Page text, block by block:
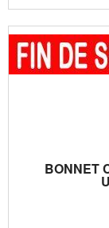
BONNET